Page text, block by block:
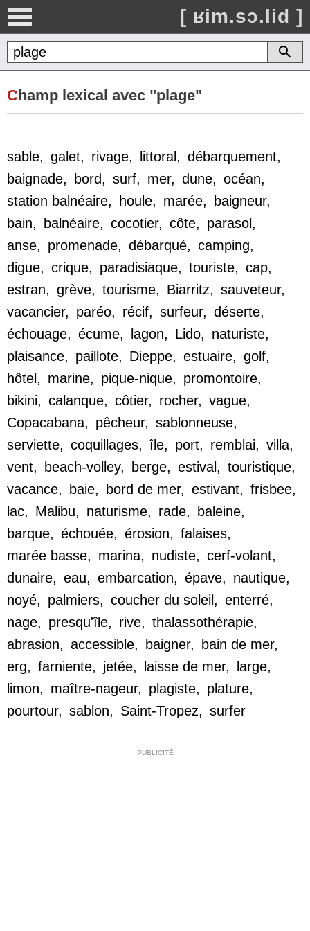
[ ʁim.sɔ.lid ]
Champ lexical avec "plage"
sable, galet, rivage, littoral, débarquement,
baignade, bord, surf, mer, dune, océan,
station balnéaire, houle, marée, baigneur,
bain, balnéaire, cocotier, côte, parasol,
anse, promenade, débarqué, camping,
digue, crique, paradisiaque, touriste, cap,
estran, grève, tourisme, Biarritz, sauveteur,
vacancier, paréo, récif, surfeur, déserte,
échouage, écume, lagon, Lido, naturiste,
plaisance, paillote, Dieppe, estuaire, golf,
hôtel, marine, pique-nique, promontoire,
bikini, calanque, côtier, rocher, vague,
Copacabana, pêcheur, sablonneuse,
serviette, coquillages, île, port, remblai, villa,
vent, beach-volley, berge, estival, touristique,
vacance, baie, bord de mer, estivant, frisbee,
lac, Malibu, naturisme, rade, baleine,
barque, échouée, érosion, falaises,
marée basse, marina, nudiste, cerf-volant,
dunaire, eau, embarcation, épave, nautique,
noyé, palmiers, coucher du soleil, enterré,
nage, presqu'île, rive, thalassothérapie,
abrasion, accessible, baigner, bain de mer,
erg, farniente, jetée, laisse de mer, large,
limon, maître-nageur, plagiste, plature,
pourtour, sablon, Saint-Tropez, surfer
PUBLICITÉ